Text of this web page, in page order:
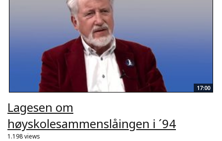
17:00
Lagesen om
høyskolesammenslåingen i ´94
1.198 views